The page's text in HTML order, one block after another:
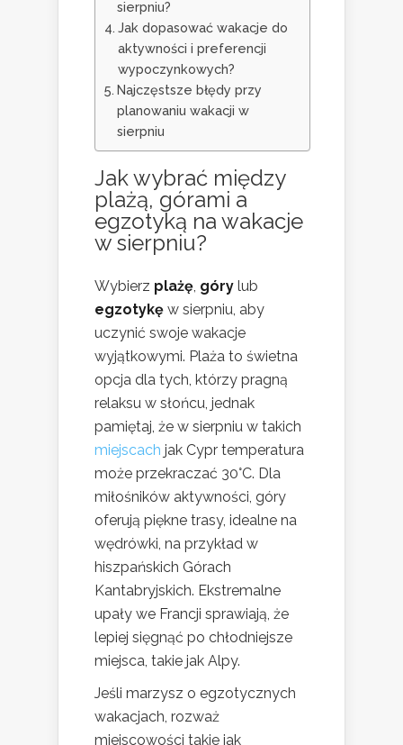
sierpniu?
Jak dopasować wakacje do
aktywności i preferencji
wypoczynkowych?
Najczęstsze błędy przy
planowaniu wakacji w
sierpniu
Jak wybrać między
plażą, górami a
egzotyką na wakacje
w sierpniu?
Wybierz plażę góry lub
egzotykę w sierpniu, aby
uczynić swoje wakacje
wyjątkowymi. Plaża to świetna
opcja dla tych, którzy pragną
relaksu w słońcu, jednak
pamiętaj, że w sierpniu w takich
miejscach jak Cypr temperatura
może przekraczać 30°C. Dla
miłośników aktywności, góry
oferują piękne trasy, idealne na
wędrówki, na przykład w
hiszpańskich Górach
Kantabryjskich. Ekstremalne
upały we Francji sprawiają, że
lepiej sięgnąć po chłodniejsze
miejsca, takie jak Alpy.
Jeśli marzysz o egzotycznych
wakacjach, rozważ
miejscowości takie jak